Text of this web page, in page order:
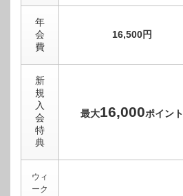
年
会
費
16,500円
新
規
入
会
特
典
最大16,000ポイント
ウィ
ーク